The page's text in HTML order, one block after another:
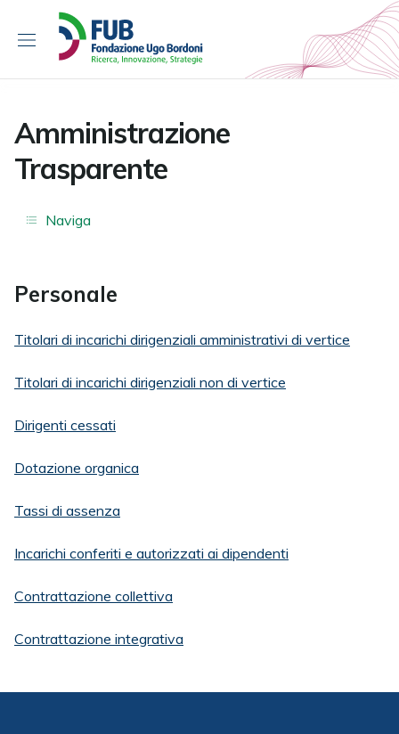
p
Amministrazione
Trasparente
Naviga
Personale
Titolari di incarichi dirigenziali amministrativi di vertice
Titolari di incarichi dirigenziali non di vertice
Dirigenti cessati
Dotazione organica
Tassi di assenza
Incarichi conferiti e autorizzati ai dipendenti
Contrattazione collettiva
Contrattazione integrativa